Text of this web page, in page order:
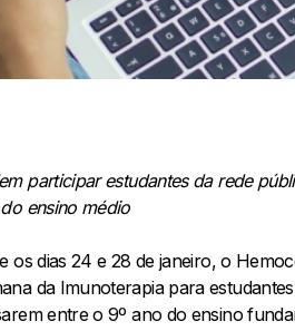
participar estudantes da rede
ensino médio
os dias 24 e 28 de janeiro, o
da Imunoterapia para
entre o 9º ano do ensino